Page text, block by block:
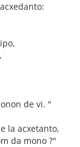
de vi. "
la acxetanto,
da mono ?"